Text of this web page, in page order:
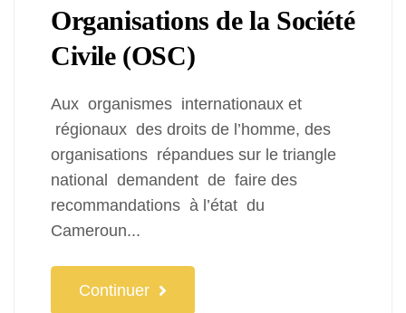
Organisations de la Société
Civile (OSC)
Aux organismes internationaux et
régionaux des droits de l’homme, des
organisations répandues sur le triangle
national demandent de faire des
recommandations à l’état du
Cameroun...
Continuer